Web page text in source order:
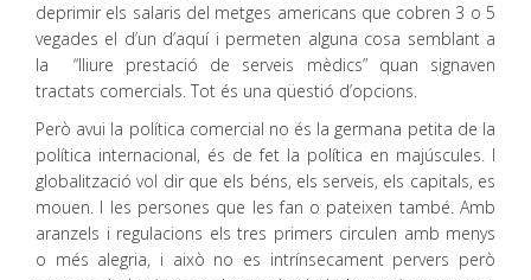
deprimir els salaris del metges americans que cobren 3 o 5
vegades el d’un d’aquí i permeten alguna cosa semblant a
la “lliure prestació de serveis mèdics” quan signaven
tractats comercials. Tot és una qüestió d’opcions.
Però avui la política comercial no és la germana petita de la
política internacional, és de fet la política en majúscules. I
globalització vol dir que els béns, els serveis, els capitals, es
mouen. I les persones que les fan o pateixen també. Amb
aranzels i regulacions els tres primers circulen amb menys
o més alegria, i això no es intrínsecament pervers però